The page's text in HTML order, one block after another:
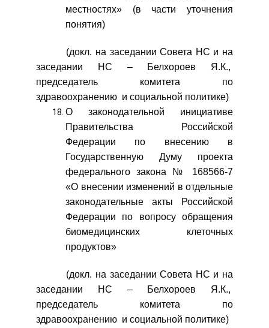
местностях» (в части уточнения
понятия)
(докл. на заседании Совета НС и на
заседании НС – Белхороев Я.К.,
председатель комитета по
здравоохранению и социальной политике)
О законодательной инициативе
Правительства Российской
Федерации по внесению в
Государственную Думу проекта
федерального закона № 168566-7
«О внесении изменений в отдельные
законодательные акты Российской
Федерации по вопросу обращения
биомедицинских клеточных
продуктов»
(докл. на заседании Совета НС и на
заседании НС – Белхороев Я.К.,
председатель комитета по
здравоохранению и социальной политике)